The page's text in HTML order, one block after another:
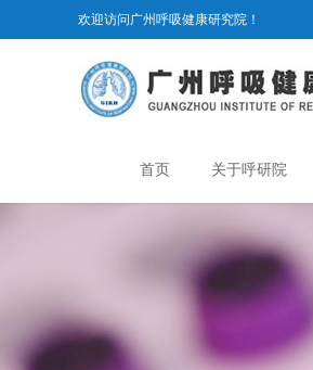
欢迎访问广州呼吸健康研究院！
首页 关于呼研院